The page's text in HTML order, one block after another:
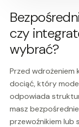
czy
wybrać?
Przed wdrożeniem
dociąć, który
odpowiada
masz
przewoźnikiem lub